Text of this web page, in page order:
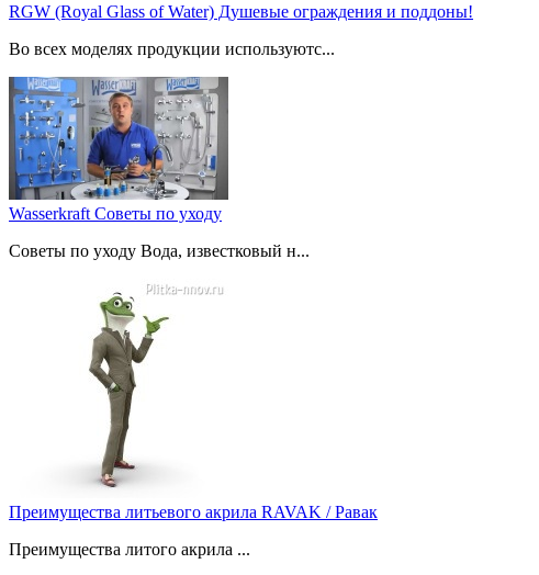
RGW (Royal Glass of Water) Душевые ограждения и поддоны!
Во всех моделях продукции используютс...
Wasserkraft Советы по уходу
Советы по уходу Вода, известковый н...
Преимущества литьевого акрила RAVAK / Равак
Преимущества литого акрила ...